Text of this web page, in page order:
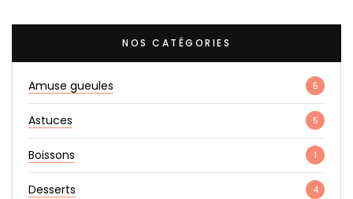
NOS CATÉGORIES
Amuse gueules 5
Astuces 5
Boissons 1
Desserts 4